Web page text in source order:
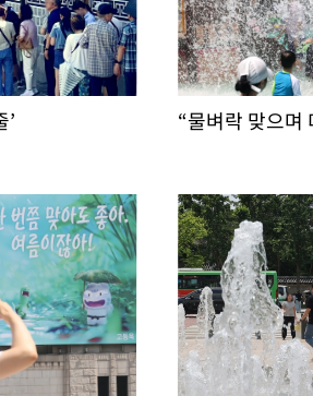
“물벼락 맞으며